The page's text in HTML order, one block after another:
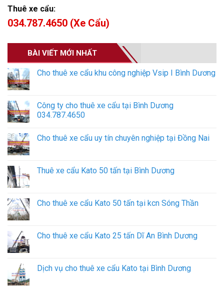
Thuê xe cẩu:
034.787.4650 (Xe Cẩu)
BÀI VIẾT MỚI NHẤT
Cho thuê xe cẩu khu công nghiệp Vsip I Bình Dương
Công ty cho thuê xe cẩu tại Bình Dương
034.787.4650
Cho thuê xe cẩu uy tín chuyên nghiệp tại Đồng Nai
Thuê xe cẩu Kato 50 tấn tại Bình Dương
Cho thuê xe cẩu Kato 50 tấn tại kcn Sóng Thần
Cho thuê xe cẩu Kato 25 tấn Dĩ An Bình Dương
Dịch vụ cho thuê xe cẩu Kato tại Bình Dương